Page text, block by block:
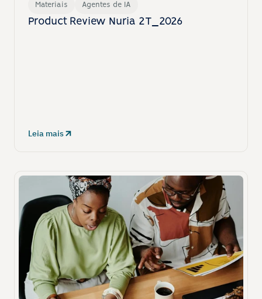
Materiais Agentes de IA
Product Review Nuria 2T_2026
Leia mais